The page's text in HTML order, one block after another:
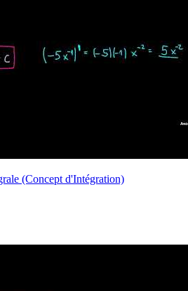
(Concept d'Intégration)